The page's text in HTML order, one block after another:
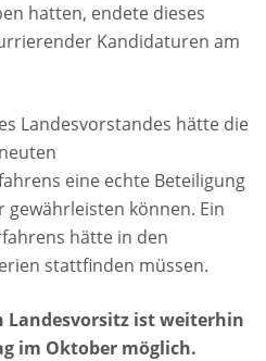
hatten, endete dieses
Kandidaturen am
Landesvorstandes hätte die
eine echte Beteiligung
können. Ein
hätte in den
stattfinden müssen.
Landesvorsitz ist weiterhin
im Oktober möglich.